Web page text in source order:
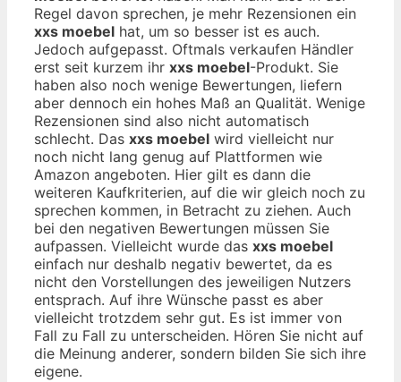
Regel davon sprechen, je mehr Rezensionen ein
xxs moebel hat, um so besser ist es auch.
Jedoch aufgepasst. Oftmals verkaufen Händler
erst seit kurzem ihr xxs moebel-Produkt. Sie
haben also noch wenige Bewertungen, liefern
aber dennoch ein hohes Maß an Qualität. Wenige
Rezensionen sind also nicht automatisch
schlecht. Das xxs moebel wird vielleicht nur
noch nicht lang genug auf Plattformen wie
Amazon angeboten. Hier gilt es dann die
weiteren Kaufkriterien, auf die wir gleich noch zu
sprechen kommen, in Betracht zu ziehen. Auch
bei den negativen Bewertungen müssen Sie
aufpassen. Vielleicht wurde das xxs moebel
einfach nur deshalb negativ bewertet, da es
nicht den Vorstellungen des jeweiligen Nutzers
entsprach. Auf ihre Wünsche passt es aber
vielleicht trotzdem sehr gut. Es ist immer von
Fall zu Fall zu unterscheiden. Hören Sie nicht auf
die Meinung anderer, sondern bilden Sie sich ihre
eigene.